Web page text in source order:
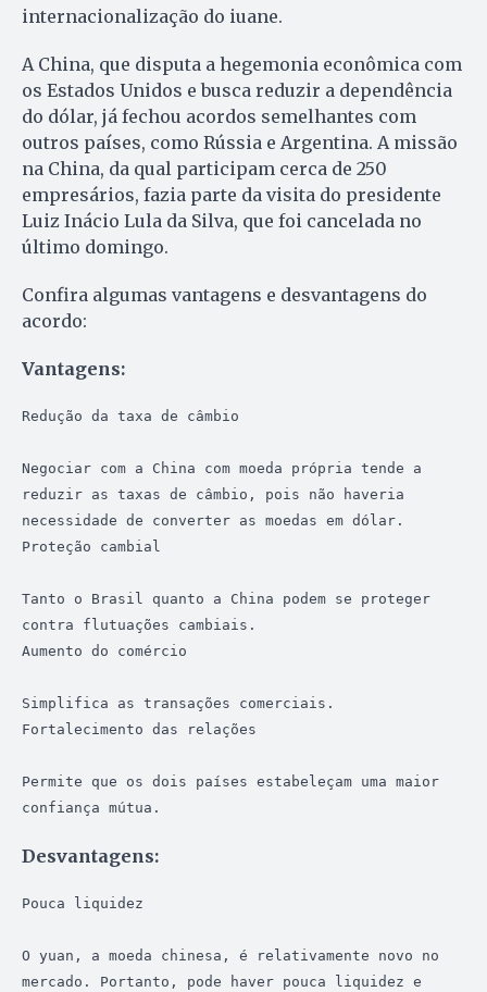
internacionalização do iuane.
A China, que disputa a hegemonia econômica com
os Estados Unidos e busca reduzir a dependência
do dólar, já fechou acordos semelhantes com
outros países, como Rússia e Argentina. A missão
na China, da qual participam cerca de 250
empresários, fazia parte da visita do presidente
Luiz Inácio Lula da Silva, que foi cancelada no
último domingo.
Confira algumas vantagens e desvantagens do
acordo:
Vantagens:
Redução da taxa de câmbio
Negociar com a China com moeda própria tende a
reduzir as taxas de câmbio, pois não haveria
necessidade de converter as moedas em dólar.
Proteção cambial
Tanto o Brasil quanto a China podem se proteger
contra flutuações cambiais.
Aumento do comércio
Simplifica as transações comerciais.
Fortalecimento das relações
Permite que os dois países estabeleçam uma maior
confiança mútua.
Desvantagens:
Pouca liquidez
O yuan, a moeda chinesa, é relativamente novo no
mercado. Portanto, pode haver pouca liquidez e